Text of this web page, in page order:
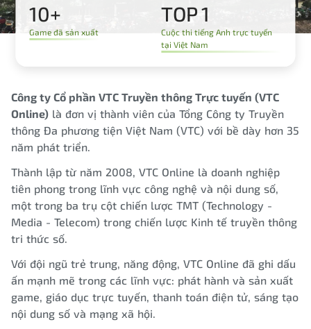
10+
Game đã sản xuất
TOP 1
Cuộc thi tiếng Anh trực tuyến
tại Việt Nam
Công ty Cổ phần VTC Truyền thông Trực tuyến (VTC
Online) là đơn vị thành viên của Tổng Công ty Truyền
thông Đa phương tiện Việt Nam (VTC) với bề dày hơn 35
năm phát triển.
Thành lập từ năm 2008, VTC Online là doanh nghiệp
tiên phong trong lĩnh vực công nghệ và nội dung số,
một trong ba trụ cột chiến lược TMT (Technology -
Media - Telecom) trong chiến lược Kinh tế truyền thông
tri thức số.
Với đội ngũ trẻ trung, năng động, VTC Online đã ghi dấu
ấn mạnh mẽ trong các lĩnh vực: phát hành và sản xuất
game, giáo dục trực tuyến, thanh toán điện tử, sáng tạo
nội dung số và mạng xã hội.